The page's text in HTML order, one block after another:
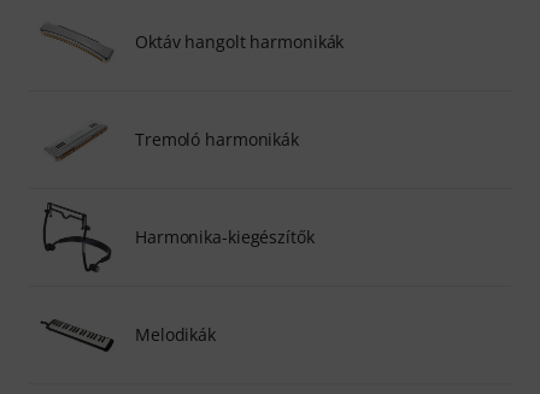
Oktáv hangolt harmonikák
Tremoló harmonikák
Harmonika-kiegészítők
Melodikák